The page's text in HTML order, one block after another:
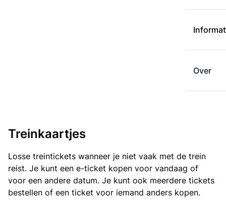
Over
Treinkaartjes
Losse treintickets wanneer je niet vaak met de trein
reist. Je kunt een e-ticket kopen voor vandaag of
voor een andere datum. Je kunt ook meerdere tickets
bestellen of een ticket voor iemand anders kopen.